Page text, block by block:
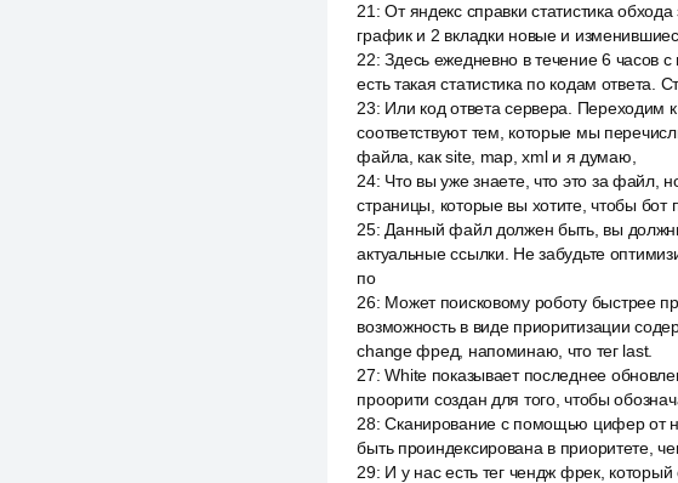
21 :От яндекс справки статистика
график и 2 вкладки новые и
22:Здесь ежедневно в течение 6 часов
есть такая статистика по кодам ответа.
23: Или код ответа сервера. Переходим
соответствуют тем, которые мы
файла, как site, map, xml и я думаю,
24: Что вы уже знаете, что это за
страницы, которые вы хотите, чтобы
25: Данный файл должен быть, вы
актуальные ссылки. Не забудьте
по
26: Может поисковому роботу быстрее
возможность в виде приоритизации
change фред, напоминаю, что тег last.
27:White показывает последнее
проорити создан для того, чтобы
28:Сканирование с помощью цифер от
быть проиндексирована в приоритете,
29: И у нас есть тег чендж фрек,